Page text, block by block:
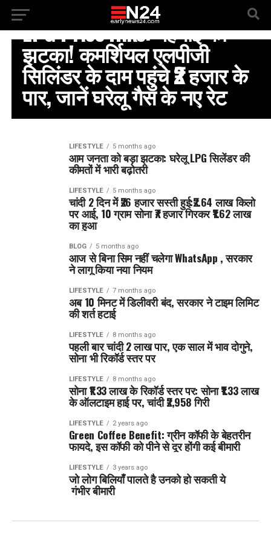
LPG Price Hike: महंगाई का
झटका! कमर्शियल एलपीजी
सिलिंडर के दाम पहुंचे ₹2 हजार के
पार, जानें घरेलू गैस के नए रेट
LIFESTYLE 5 months ago
आम जनता को बड़ा झटका: घरेलू LPG सिलेंडर की
कीमतों में भारी बढ़ोतरी
LIFESTYLE 5 months ago
चांदी 2 दिन में ₹26 हजार सस्ती हुई:₹2.64 लाख किलो
पर आई, 10 ग्राम सोना ₹7 हजार गिरकर ₹1.62 लाख
का हुआ
BLOG 5 months ago
आज से बिना सिम नहीं चलेगा WhatsApp , सरकार
ने लागू किया नया नियम
LIFESTYLE 7 months ago
अब 10 मिनट में डिलीवरी बंद, सरकार ने टाइम लिमिट
की शर्त हटाई
LIFESTYLE 8 months ago
पहली बार चांदी 2 लाख पार, एक साल में भाव दोगुने,
सोना भी रिकॉर्ड स्तर पर
LIFESTYLE 8 months ago
सोना ₹1.33 लाख के रिकॉर्ड स्तर पर: सोना ₹1.33 लाख
के ऑलटाइम हाई पर, चांदी ₹2,958 गिरी
LIFESTYLE 2 years ago
Green Coffee Benefit: ग्रीन कॉफी के बेहतरीन
फायदे, इस कॉफी को पीने से दूर होंगी कई बीमारी
LIFESTYLE 3 years ago
जो लोग बिलियाँ पालते है उनको हो सकती ये
गंभीर बीमारी